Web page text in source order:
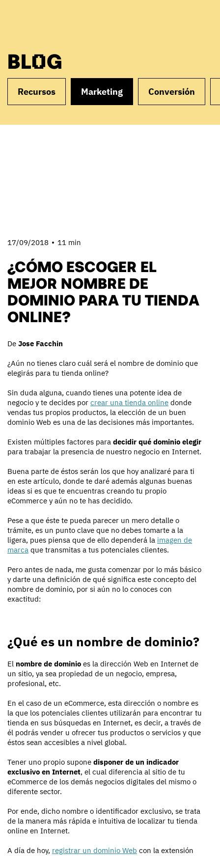
BLOG
Recursos Marketing Conversión
17/09/2018 11 min
¿CÓMO ESCOGER EL
MEJOR NOMBRE DE
DOMINIO PARA TU TIENDA
ONLINE?
De Jose Facchin
¿Aún no tienes claro cuál será el nombre de dominio que
elegirás para tu tienda online?
Sin duda alguna, cuando tienes una potente idea de
negocio y te decides por crear una tienda online donde
vendas tus propios productos, la elección de un buen
dominio Web es una de las decisiones más importantes.
Existen múltiples factores para decidir qué dominio elegir
para trabajar la presencia de nuestro negocio en Internet.
Buena parte de éstos serán los que hoy analizaré para ti
en este artículo, donde te daré además algunas buenas
ideas si es que te encuentras creando tu propio
eCommerce y aún no te has decidido.
Pese a que éste te pueda parecer un mero detalle o
trámite, es un punto clave que no debes tomarte a la
ligera, pues piensa que de ello dependerá la imagen de
marca que transmitas a tus potenciales clientes.
Pero antes de nada, me gusta comenzar por lo más básico
y darte una definición de qué significa este concepto del
nombre de dominio, por si aún no lo conoces con
exactitud:
¿Qué es un nombre de dominio?
El nombre de dominio es la dirección Web en Internet de
un sitio, ya sea propiedad de un negocio, empresa,
profesional, etc.
En el caso de un eCommerce, esta dirección o nombre es
la que los potenciales clientes utilizarán para encontrar tu
tienda en sus búsquedas en Internet, es decir, a través de
él podrás vender u ofrecer tus productos o servicios y que
éstos sean accesibles a nivel global.
Tener uno propio supone disponer de un indicador
exclusivo en Internet, el cual diferencia al sitio de tu
eCommerce de los demás negocios digitales del mismo o
diferente sector.
Por ende, dicho nombre o identificador exclusivo, se trata
de la manera más rápida e intuitiva de localizar tu tienda
online en Internet.
A día de hoy, registrar un dominio Web con la extensión